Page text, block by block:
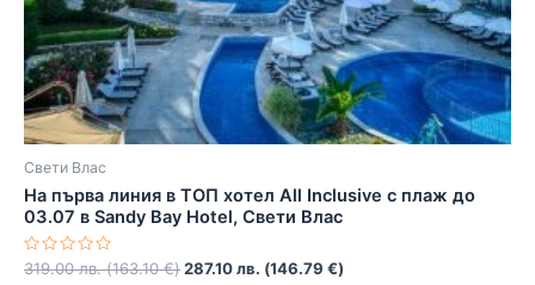
Свети Влас
На първа линия в ТОП хотел All Inclusive с плаж до
03.07 в Sandy Bay Hotel, Свети Влас
Оценено
319.00лв. (163.10€)287.10лв. (146.79 €)